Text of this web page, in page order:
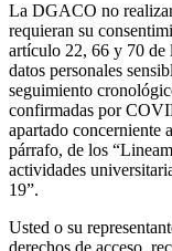
La DGACO no
requieran su
artículo 22, 66 y 70
datos personales
seguimiento
confirmadas por
apartado concerniente
párrafo, de los
actividades
19”.
Usted o su